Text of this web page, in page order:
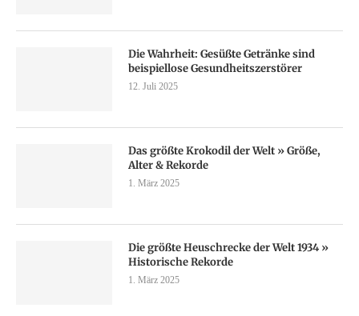
Die Wahrheit: Gesüßte Getränke sind
beispiellose Gesundheitszerstörer
12. Juli 2025
Das größte Krokodil der Welt » Größe,
Alter & Rekorde
1. März 2025
Die größte Heuschrecke der Welt 1934 »
Historische Rekorde
1. März 2025